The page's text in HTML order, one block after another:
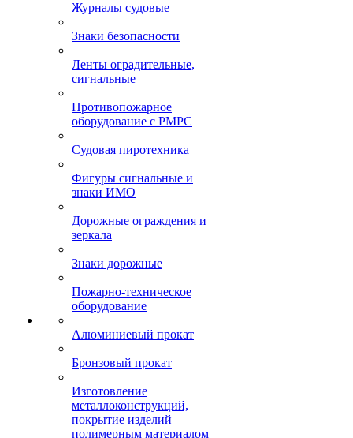
Журналы судовые
Знаки безопасности
Ленты оградительные,
сигнальные
Противопожарное
оборудование с РМРС
Судовая пиротехника
Фигуры сигнальные и
знаки ИМО
Дорожные ограждения и
зеркала
Знаки дорожные
Пожарно-техническое
оборудование
Алюминиевый прокат
Бронзовый прокат
Изготовление
металлоконструкций,
покрытие изделий
полимерным материалом